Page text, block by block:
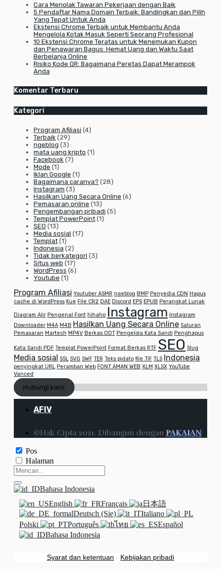
Cara Menolak Tawaran Pekerjaan dengan Baik
5 Pendaftar Nama Domain Terbaik: Bandingkan dan Pilih
Yang Tepat Untuk Anda
Ekstensi Chrome Terbaik untuk Membantu Anda
Mengelola Kotak Masuk Seperti Seorang Profesional
10 Ekstensi Chrome Teratas untuk Menemukan Kupon
dan Penawaran Bagus: Hemat Uang dan Waktu Saat
Berbelanja Online
Risiko Kode QR: Bagaimana Peretas Dapat Merampok
Anda
Komentar Terbaru
Kategori
Program Afiliasi (4)
Terbaik (29)
ngeblog (3)
mata uang kripto (1)
Facebook (7)
Mode (1)
Iklan Google (1)
Bagaimana caranya? (28)
Instagram (3)
Hasilkan Uang Secara Online (6)
Pemasaran online (13)
Pengembangan pribadi (5)
Templat PowerPoint (1)
SEO (13)
Media sosial (17)
Templat (1)
Indonesia (2)
Tidak berkategori (3)
Situs web (17)
WordPress (6)
Youtube (1)
Program Afiliasi Youtuber ASMR ngeblog BMP Penyedia CDN Hapus
cache di WordPress Kue File CR2 DAE Discord EPS EPUB Perangkat Lunak
Diagram Alir Pengenal Font hihaho Instagram Instagram
Downloader M4A M4B Hasilkan Uang Secara Online Saluran
Pemasaran Martech MP4V Berkas ODT Pengelola Kata Sandi Penghapus
Kata Sandi PDF Templat PowerPoint Format Berkas RTF SEO Slug
Media sosial SSL SVG SWF TER Teks pidato file TIF TLS Indonesia
penyingkat URL Peramban Web FONT AMAN WEB XLM XLSX YouTube
Vanced
Hubungi kami
AFIV
©Hak Cipta 2021. Dibangun dengan PAKAIAN
Pos
Halaman
Bahasa Indonesia
English
Français
日本語
Deutsch (Sie)
Italiano
Polski
Português ไทย
Español
Bahasa Indonesia
Syarat dan ketentuan - Kebijakan pribadi